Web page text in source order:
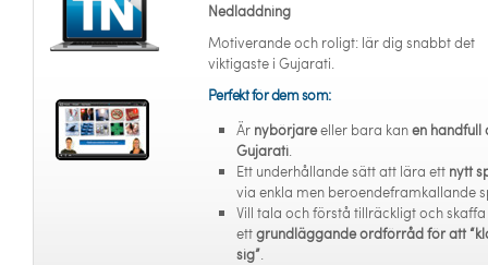
Nedladdning
Motiverande och roligt: lär dig snabbt det
viktigaste i Gujarati.
Perfekt för dem som:
Är nybörjareeller bara kanen handfull
Gujarati.
Ett underhållande sätt att lära ett nytt
via enkla men beroendeframkallande
Vill tala och förstå tillräckligt och
ettgrundläggande ordförråd för att
sig”.